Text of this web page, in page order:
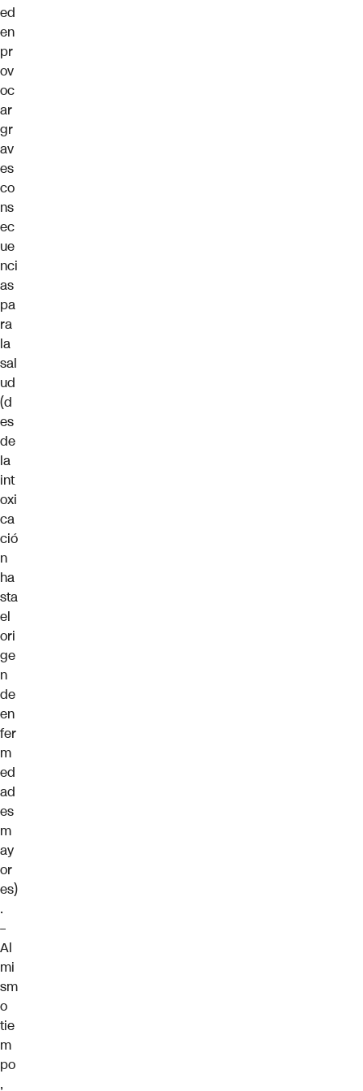
ed
en
pr
ov
oc
ar
gr
av
es
co
ns
ec
ue
nci
as
pa
ra
la
sal
ud
(d
es
de
la
int
oxi
ca
ció
n
ha
sta
el
ori
ge
n
de
en
fer
m
ed
ad
es
m
ay
or
es)
.
–
Al
mi
sm
o
tie
m
po
,